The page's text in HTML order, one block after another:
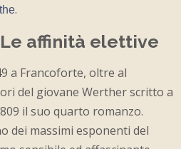
.
Le affinità elettive
a Francoforte, oltre al
del giovane Werther scritto a
il suo quarto romanzo.
dei massimi esponenti del